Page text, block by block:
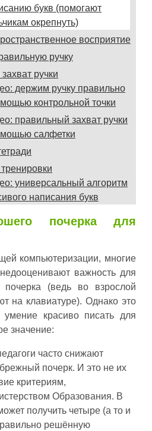
букв (помогают
окрепнуть)
восприятие
ручку
ручки
держим ручку правильно
контрольной точки
правильный захват ручки
салфетки
универсальный алгоритм
написания букв
почерка для
компьютеризации, многие
важность для
почерка (ведь во взрослой
на клавиатуре). Однако это
красиво писать для
значение:
часто снижают
почерк. И это не их
критериям,
Образования. В
получить четыре (а то и
решённую